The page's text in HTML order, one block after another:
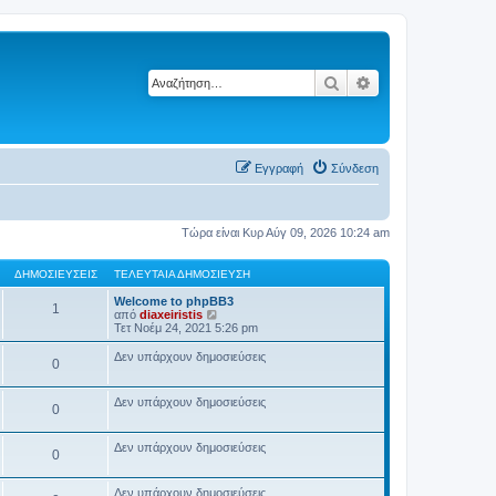
Αναζήτηση
Σύνδεση
Εγγραφή
Τώρα είναι Κυρ Αύγ 09, 2026 10:24 am
ΔΗΜΟΣΙΕΎΣΕΙΣ ΤΕΛΕΥΤΑΊΑ ΔΗΜΟΣΊΕΥΣΗ
1
Welcome to phpBB3
από diaxeiristis
ρ
ο
β
ή
τ
ς
τ
Τετ Νοέμ 24, 2021 5:26 pm
0 Δεν υπάρχουν δημοσιεύσεις
0 Δεν υπάρχουν δημοσιεύσεις
0 Δεν υπάρχουν δημοσιεύσεις
Δεν υπάρχουν δημοσιεύσεις